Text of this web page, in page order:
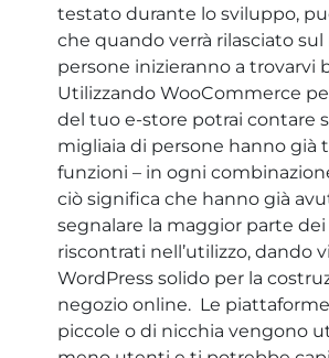
testato durante lo sviluppo,
che quando verrà rilasciato
persone inizieranno a trovarvi
Utilizzando WooCommerce
del tuo e-store potrai contare
migliaia di persone hanno già
funzioni – in ogni
ciò significa che hanno già
segnalare la maggior parte
riscontrati nell’utilizzo, dando
WordPress solido per la
negozio online. Le
piccole o di nicchia vengono